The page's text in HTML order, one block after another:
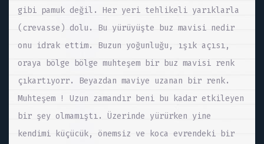
gibi pamuk değil. Her yeri tehlikeli yarıklarla
(crevasse) dolu. Bu yürüyüşte buz mavisi nedir
onu idrak ettim. Buzun yoğunluğu, ışık açısı,
oraya bölge bölge muhteşem bir buz mavisi renk
çıkartıyorr. Beyazdan maviye uzanan bir renk.
Muhteşem ! Uzun zamandır beni bu kadar etkileyen
bir şey olmamıştı. Üzerinde yürürken yine
kendimi küçücük, önemsiz ve koca evrendeki bir